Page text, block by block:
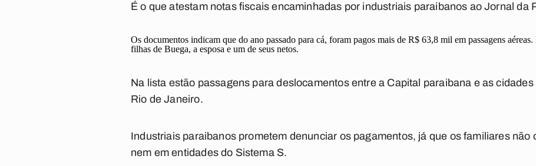
É o que atestam notas fiscais encaminhadas por industriais paraibanos ao Jornal da
Os documentos indicam que do ano passado para cá, foram pagos mais de R$ 63,8 mil em passagens aéreas.
filhas de Buega, a esposa e um de seus netos.
Na lista estão passagens para deslocamentos entre a Capital paraibana e as
Rio de Janeiro.
Industriais paraibanos prometem denunciar os pagamentos, já que os familiares não
nem em entidades do Sistema S.